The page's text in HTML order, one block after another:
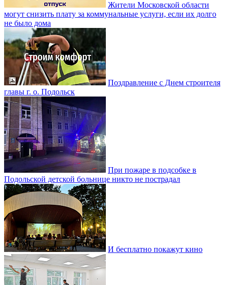
Жители Московской области
могут снизить плату за коммунальные услуги, если их долго
не было дома
Поздравление с Днем строителя
главы г. о. Подольск
При пожаре в подсобке в
Подольской детской больнице никто не пострадал
И бесплатно покажут кино